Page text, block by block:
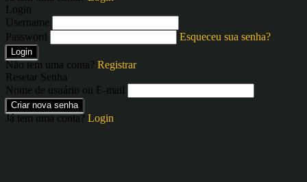
Login
Username
Password
Esqueceu sua senha?
Login
Não tem uma conta? Registrar
Resetar Senha
Nome de usuário ou E-mail
Criar nova senha
Já tem uma conta? Login